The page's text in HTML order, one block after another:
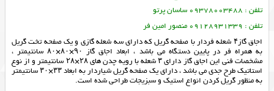
تلفن : 09378003488 ساسان پرتو
تلفن : 09128931339 منصور امین فر
اجاق گاز۴ شعله فردار با صفحه گریل که دارای سه شعله گازی و یک صفحه تخت گریل
به همراه فر در پایین دستگاه می باشد ، ابعاد اجاق گاز ۹۰×۸۰×۸۰ سانتیمتر ،
مشخصات فنی این اجاق گاز دارای ۳ شعله با رویه چدن های ۲۸×۲۸ سانتیمتر و از نوع
استاتیک طرح جدی می باشد ، دارای یک صفحه گریل شیاردار به ابعاد ۳۳×۳۰ سانتیمتر
به منظور گریل کردن انواع استیک و سبزیجات طراحی شده است.